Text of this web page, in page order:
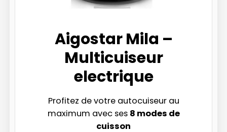
Aigostar Mila –
Multicuiseur
electrique
Profitez de votre autocuiseur au
maximum avec ses 8 modes de
cuisson